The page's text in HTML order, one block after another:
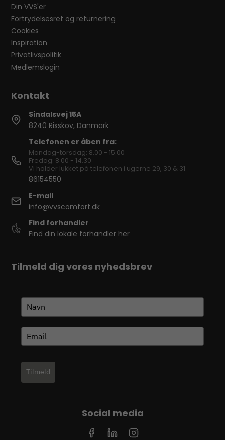
Din VVS'er
Fortrydelsesret og returnering
Cookies
Inspiration
Privatlivspolitik
Medlemslogin
Sindalsvej 15A
8240 Risskov, Danmark
Telefonen er åben fra:
Mandag-torsdag: 8.00 - 15.00
Fredag: 8.00 - 14.30
Vi holder lukket på telefonen i ugerne 29, 30 & 31
86154550
E-mail
info@vvscomfort.dk
Find forhandler
Find din lokale forhandler her
Tilmeld dig vores nyhedsbrev
Tilmeld
Social media